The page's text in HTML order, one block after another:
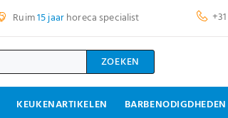
Ruim15 jaarhoreca specialist
ZOEKEN
KEUKENARTIKELEN BARBENODIGDHEDEN